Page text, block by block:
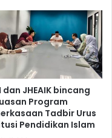
dan JHEAIK bincang
Program
Tadbir Urus
Pendidikan Islam